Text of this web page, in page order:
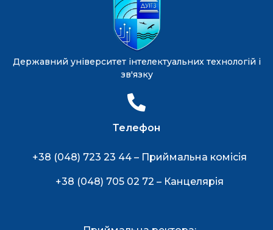
Державний університет інтелектуальних технологій і
зв'язку
Телефон
+38 (048) 723 23 44 – Приймальна комісія
+38 (048) 705 02 72 – Канцелярія